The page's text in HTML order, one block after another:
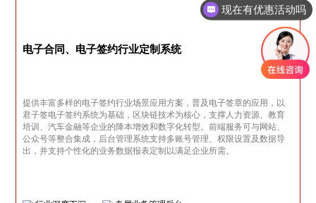
电子合同、电子签约行业定制系统
提供丰富多样的电子签约行业场景应用方案，普及电子签章的应用，以
君子签电子签约系统为基础，区块链技术为核心，支撑人力资源、教育
培训、汽车金融等企业的降本增效和数字化转型。前端服务可与网站、
公众号等整合集成，后台管理系统支持多账号管理、权限设置及数据导
出，并支持个性化的业务数据报表定制以满足企业所需。
可以介绍下你们的产品么